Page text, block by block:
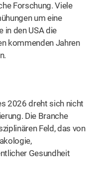
Forschung. Viele
um eine
in den USA die
kommenden Jahren
2026 dreht sich nicht
Die Branche
Feld, das von
Gesundheit